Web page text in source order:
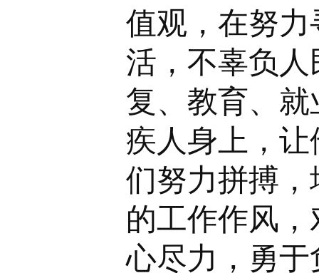
值观，在努
活，不辜负
复、教育、
疾人身上，
们努力拼搏
的工作作风
心尽力，勇